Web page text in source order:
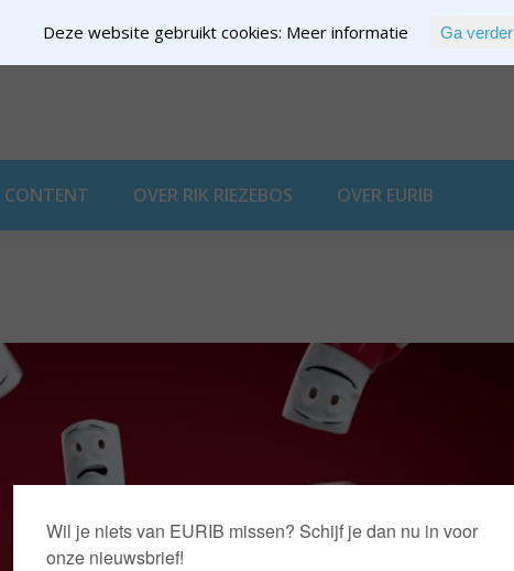
CONTENT OVER RIK RIEZEBOS OVER EURIB
Deze website gebruikt cookies: Meer informatie Ga verder
EXPERTISE